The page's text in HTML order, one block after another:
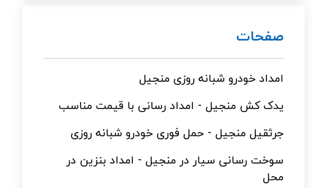
صفحات
امداد خودرو شبانه روزی منجیل
یدک کش منجیل - امداد رسانی با قیمت مناسب
جرثقیل منجیل - حمل فوری خودرو شبانه روزی
سوخت رسانی سیار در منجیل - امداد بنزین در
محل